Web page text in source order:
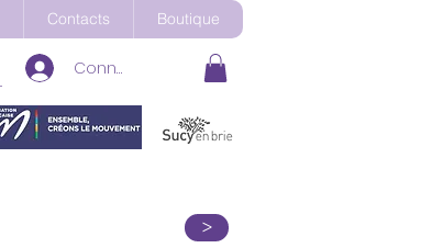
Contacts Boutique
Connexion
>